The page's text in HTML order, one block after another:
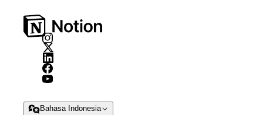
Bahasa Indonesia